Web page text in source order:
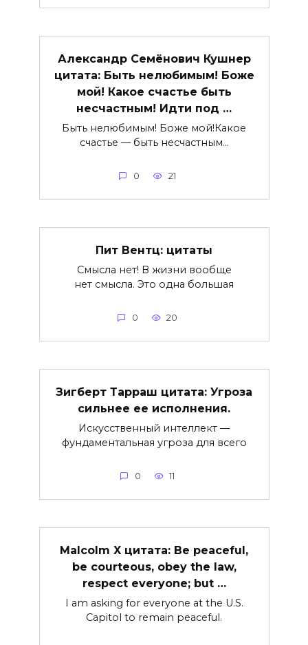
Александр Семёнович Кушнер
цитата: Быть нелюбимым! Боже
мой! Какое счастье быть
несчастным! Идти под …
Быть нелюбимым! Боже мой!Какое
счастье — быть несчастным…
0 21
Пит Вентц: цитаты
Смысла нет! В жизни вообще
нет смысла. Это одна большая
0 20
Зигберт Тарраш цитата: Угроза
сильнее ее исполнения.
Искусственный интеллект —
фундаментальная угроза для всего
0 11
Malcolm X цитата: Be peaceful,
be courteous, obey the law,
respect everyone; but …
I am asking for everyone at the U.S.
Capitol to remain peaceful.